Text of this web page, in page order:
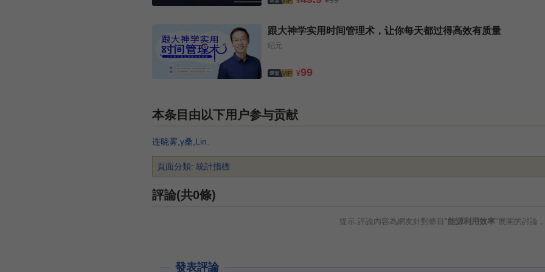
跟大神学实用时间管理术，让你每天都过得高效有质量
纪元
¥99
本条目由以下用户参与贡献
连晓雾 y桑 Lin
頁面分類: 統計指標
評論(共0條)
提示:評論內容為網友針對條目"能源利用效率"展開的討論
發表評論